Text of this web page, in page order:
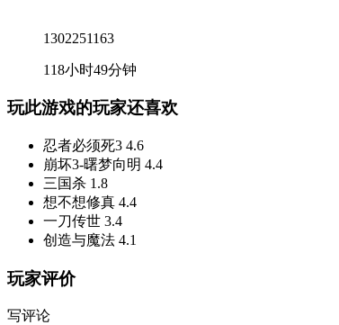
1302251163
118小时49分钟
玩此游戏的玩家还喜欢
忍者必须死3 4.6
崩坏3-曙梦向明 4.4
三国杀 1.8
想不想修真 4.4
一刀传世 3.4
创造与魔法 4.1
玩家评价
写评论